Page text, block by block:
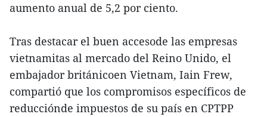
aumento anual de 5,2 por ciento.
Tras destacar el buen accesode las empresas
vietnamitas al mercado del Reino Unido, el
embajador británicoen Vietnam, Iain Frew,
compartió que los compromisos específicos de
reducciónde impuestos de su país en CPTPP